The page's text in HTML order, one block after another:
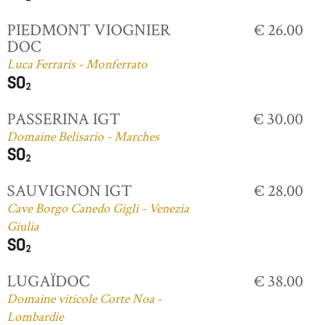
PIEDMONT VIOGNIER
DOC
Luca Ferraris - Monferrato
€ 26.00
PASSERINA IGT
Domaine Belisario - Marches
€ 30.00
SAUVIGNON IGT
Cave Borgo Canedo Gigli - Venezia
Giulia
€ 28.00
LUGAÏDOC
Domaine viticole Corte Noa -
Lombardie
€ 38.00